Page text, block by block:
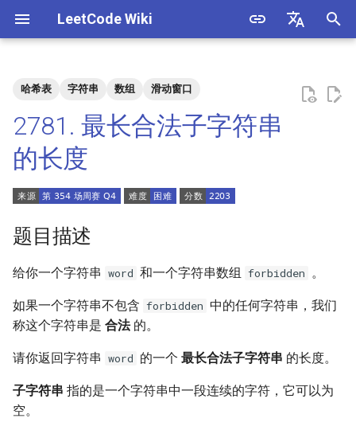
LeetCode Wiki
始
化
搜
索
擎
解法
方法一：哈希表 + 双指针
4. 二维数组中的查找
5. 替换空格
6. 从尾到头打印链表
7. 重建二叉树
9. 用两个栈实现队列
10.2. 青蛙跳台阶问题
11. 旋转数组的最小数字
2. 二进制加法
3. 前 n 个数字二进制中 1 的个
数
4. 只出现一次的数字
5. 单词长度的最大乘积
6. 排序数组中两个数字之和
7. 数组中和为 0 的三个数
8. 和大于等于 target 的最短子
数组
1.2. 判定是否互为字符重排
1.3. URL 化
1.4. 回文排列
1.5. 一次编辑
1.6. 字符串压缩
1.8. 零矩阵
1.9. 字符串轮转
哈希表 字符串 数组 滑动窗口
2781. 最长合法子字符串
的长度
题目描述
给你一个字符串 word 和一个字符串数组 forbidden 。
如果一个字符串不包含 forbidden 中的任何字符串，我们
称这个字符串是 合法的。
请你返回字符串 word 的一个 最长合法子字符串 的长度。
子字符串 指的是一个字符串中一段连续的字符，它可以为
空。